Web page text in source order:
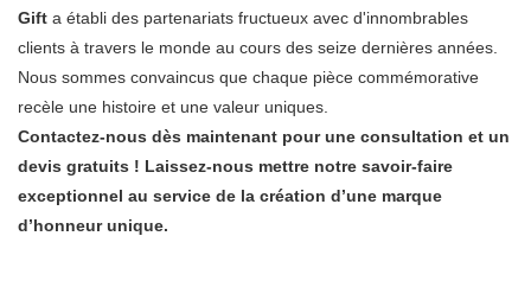
Gift a établi des partenariats fructueux avec d'innombrables
clients à travers le monde au cours des seize dernières années.
Nous sommes convaincus que chaque pièce commémorative
recèle une histoire et une valeur uniques.
Contactez-nous dès maintenant pour une consultation et un
devis gratuits ! Laissez-nous mettre notre savoir-faire
exceptionnel au service de la création d’une marque
d’honneur unique.